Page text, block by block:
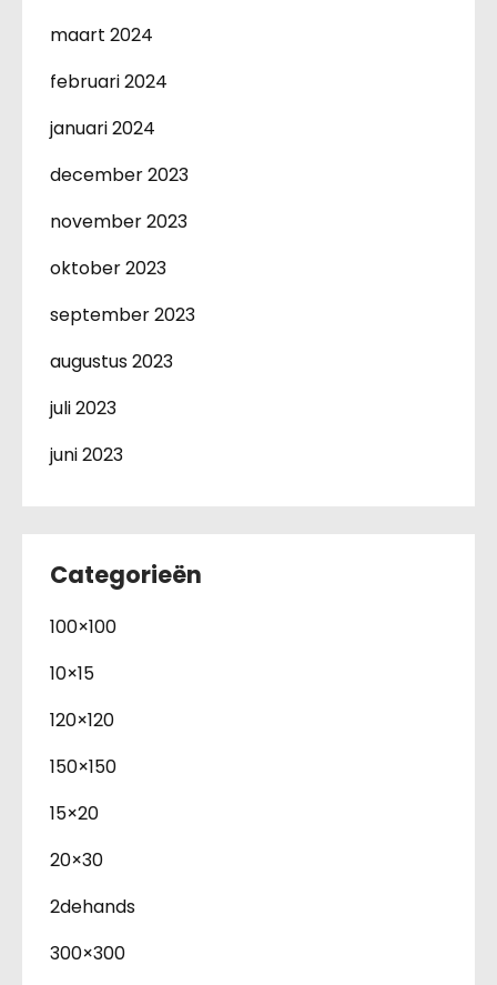
maart 2024
februari 2024
januari 2024
december 2023
november 2023
oktober 2023
september 2023
augustus 2023
juli 2023
juni 2023
Categorieën
100×100
10×15
120×120
150×150
15×20
20×30
2dehands
300×300